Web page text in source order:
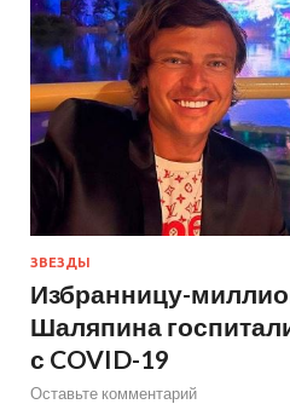
ЗВЕЗДЫ
Избранницу-
Шаляпина
с COVID-19
Оставьте комментарий